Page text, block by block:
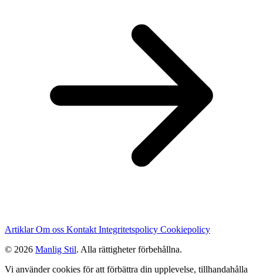
ArtiklarOm oss Kontakt Integritetspolicy Cookiepolicy
© 2026 Manlig Stil. Alla rättigheter förbehållna.
Vi använder cookies för att förbättra din upplevelse, tillhandahålla